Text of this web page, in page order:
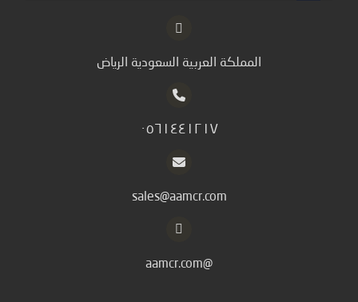
المملكة العربية السعودية الرياض
٠٥٦١٤٤١٢١٧
sales@aamcr.com
@aamcr.com